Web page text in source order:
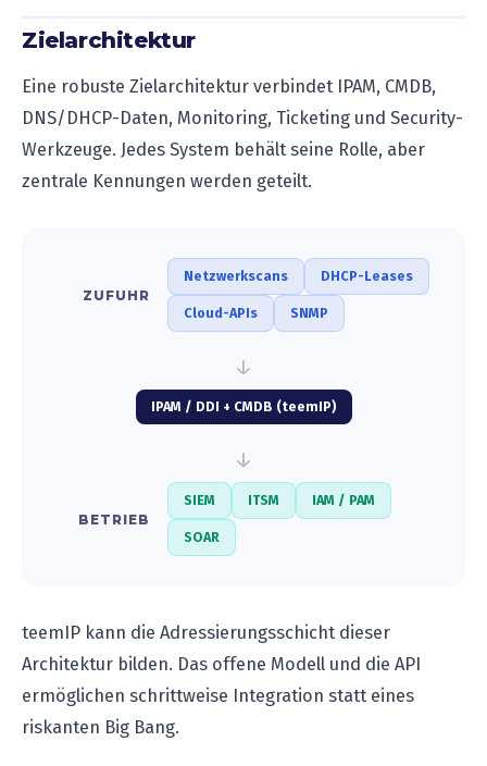
Zielarchitektur
Eine robuste Zielarchitektur verbindet IPAM, CMDB,
DNS/DHCP-Daten, Monitoring, Ticketing und Security-
Werkzeuge. Jedes System behält seine Rolle, aber
zentrale Kennungen werden geteilt.
ZUFUHR
Netzwerkscans DHCP-Leases
Cloud-APIs SNMP
↓
IPAM / DDI + CMDB (teemIP)
↓
BETRIEB
SIEM ITSM IAM / PAM
SOAR
teemIP kann die Adressierungsschicht dieser
Architektur bilden. Das offene Modell und die API
ermöglichen schrittweise Integration statt eines
riskanten Big Bang.